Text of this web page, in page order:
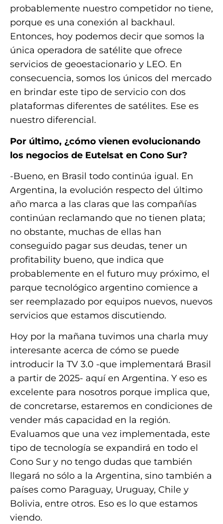
probablemente nuestro competidor no tiene,
porque es una conexión al backhaul.
Entonces, hoy podemos decir que somos la
única operadora de satélite que ofrece
servicios de geoestacionario y LEO. En
consecuencia, somos los únicos del mercado
en brindar este tipo de servicio con dos
plataformas diferentes de satélites. Ese es
nuestro diferencial.
Por último, ¿cómo vienen evolucionando
los negocios de Eutelsat en Cono Sur?
-Bueno, en Brasil todo continúa igual. En
Argentina, la evolución respecto del último
año marca a las claras que las compañías
continúan reclamando que no tienen plata;
no obstante, muchas de ellas han
conseguido pagar sus deudas, tener un
profitability bueno, que indica que
probablemente en el futuro muy próximo, el
parque tecnológico argentino comience a
ser reemplazado por equipos nuevos, nuevos
servicios que estamos discutiendo.
Hoy por la mañana tuvimos una charla muy
interesante acerca de cómo se puede
introducir la TV 3.0 -que implementará Brasil
a partir de 2025- aquí en Argentina. Y eso es
excelente para nosotros porque implica que,
de concretarse, estaremos en condiciones de
vender más capacidad en la región.
Evaluamos que una vez implementada, este
tipo de tecnología se expandirá en todo el
Cono Sur y no tengo dudas que también
llegará no sólo a la Argentina, sino también a
países como Paraguay, Uruguay, Chile y
Bolivia, entre otros. Eso es lo que estamos
viendo.